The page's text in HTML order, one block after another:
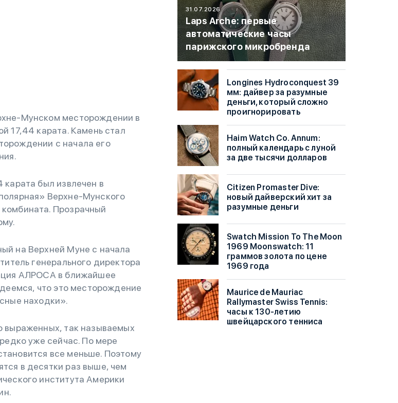
Мунском месторождении в
17,44 карата. Камень стал
с начала его
был извлечен в
Верхне-Мунского
Прозрачный
на Верхней Муне с начала
генерального директора
АЛРОСА в ближайшее
что это месторождение
находки».
выраженных, так называемых
уже сейчас. По мере
все меньше. Поэтому
в десятки раз выше, чем
института Америки
31.07.2026
Laps Arche: первые
автоматические часы
парижского микробренда
Longines Hydroconquest 39
мм: дайвер за разумные
деньги, который сложно
проигнорировать
Haim Watch Co. Annum:
полный календарь с луной
за две тысячи долларов
Citizen Promaster Dive:
новый дайверский хит за
разумные деньги
Swatch Mission To The Moon
1969 Moonswatch: 11
граммов золота по цене
1969 года
Maurice de Mauriac
Rallymaster Swiss Tennis:
часы к 130-летию
швейцарского тенниса